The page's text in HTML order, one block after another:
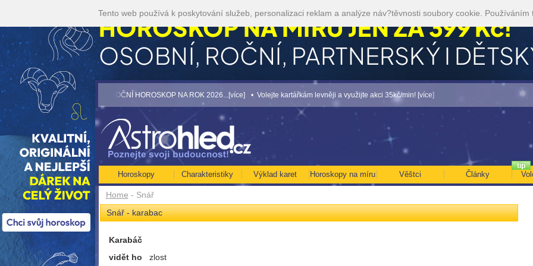
Home - Snář
Snář - karabac
Karabáč
vidět ho
zlost
Horoskopy Charakteristiky Výklad karet Horoskopy na míru Věštci Články
KČ... [více] • NEJVĚTŠÍ ROČNÍ HOROSKOP NA ROK 2026...[více] • Volejte kartářkám levněji a využijte akci 35kč/min! [více] • TAROT NA SRPEN ZA 49,-KČ...
Tento web používá k poskytování služeb, personalizaci reklam a analýze náv?těvnosti soubory cookie. Používáním